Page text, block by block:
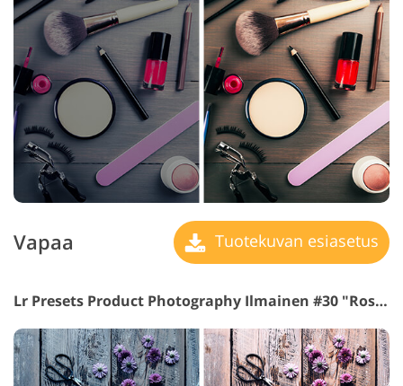
Vapaa Tuotekuvan esiasetus
Lr Presets Product Photography Ilmainen #30 "Rosy"